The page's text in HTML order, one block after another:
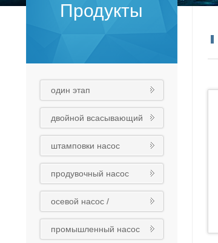
Продукты
один этап
центробежный насос
двойной всасывающий
насос
штамповки насос
продувочный насос
осевой насос /
смесительный насос /
трубный насос
промышленный насос